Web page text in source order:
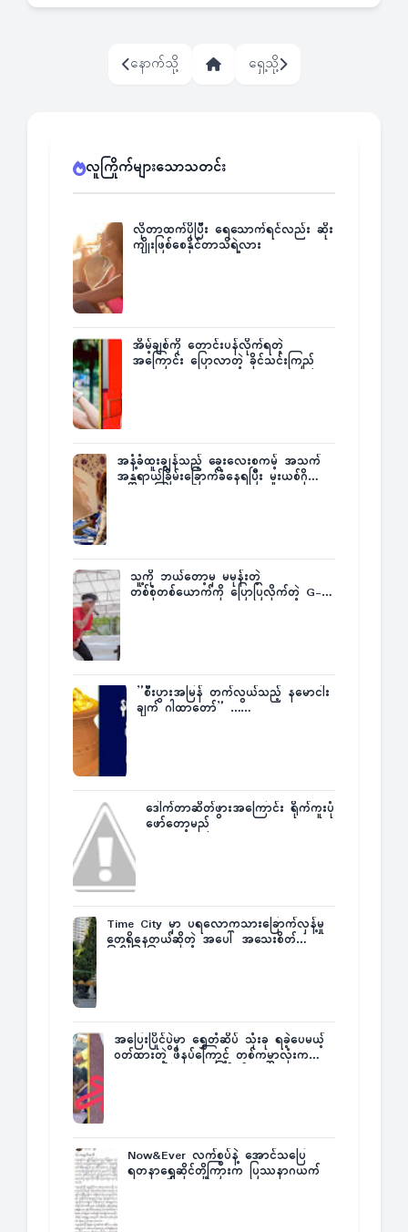
နောက်သို့ ရှေ့သို့
လူကြိုက်များသောသတင်း
လိုတာထက်ပိုပြီး ရေသောက်ရင်လည်း ဆိုး
ကျိုးဖြစ်စေနိုင်တာသိရဲ့လား
အိမ့်ချစ်ကို တောင်းပန်လိုက်ရတဲ့
အကြောင်း ပြောလာတဲ့ ခိုင်သင်းကြည်
အနံ့ခံထူးချွန်သည့် ခွေးလေးစကမ့် အသက်
အန္တရာယ်ခြိမ်းခြောက်ခံနေရပြီး မူးယစ်ဂိုဏ်း
သူ့ကို ဘယ်တော့မှ မမုန်းတဲ့
တစ်စုံတစ်ယောက်ကို ပြောပြလိုက်တဲ့ G-
”စီးပွားအမြန် တက်လွယ်သည့် နမောငါး
ချက် ဂါထာတော်” ……
ဒေါက်တာဆိတ်ဖွားအကြောင်း ရိုက်ကူးပုံ
ဖော်တော့မည်
Time City မှာ ပရလောကသားခြောက်လှန့်မှု
တွေရှိနေတယ်ဆိုတဲ့ အပေါ် အသေးစိတ်
အပြေးပြိုင်ပွဲမှာ ရွှေတံဆိပ် သုံးခု ရခဲ့ပေမယ့်
ဝတ်ထားတဲ့ ဖိနပ်ကြောင့် တစ်ကမ္ဘာလုံးက
Now&Ever လက်စွပ်နဲ့ အောင်သပြေ
ရတနာရွှေဆိုင်တို့ကြားက ပြဿနာဂယက်